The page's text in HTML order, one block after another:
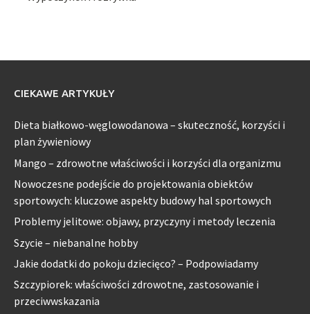
CIEKAWE ARTYKUŁY
Dieta białkowo-węglowodanowa – skuteczność, korzyści i
plan żywieniowy
Mango – zdrowotne właściwości i korzyści dla organizmu
Nowoczesne podejście do projektowania obiektów
sportowych: kluczowe aspekty budowy hal sportowych
Problemy jelitowe: objawy, przyczyny i metody leczenia
Szycie – niebanalne hobby
Jakie dodatki do pokoju dziecięco? – Podpowiadamy
Szczypiorek: właściwości zdrowotne, zastosowanie i
przeciwwskazania